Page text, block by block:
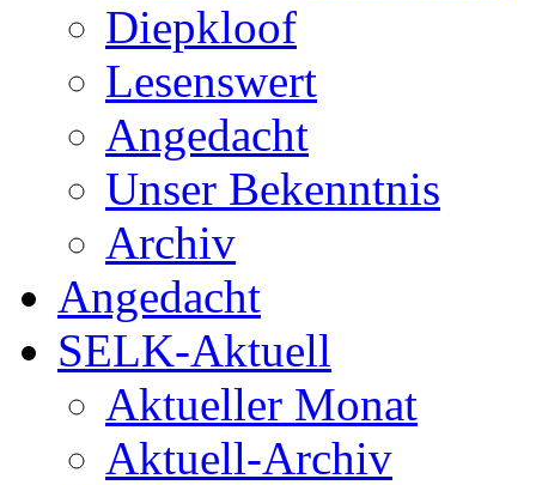
Diepkloof
Lesenswert
Angedacht
Unser Bekenntnis
Archiv
Angedacht
SELK-Aktuell
Aktueller Monat
Aktuell-Archiv